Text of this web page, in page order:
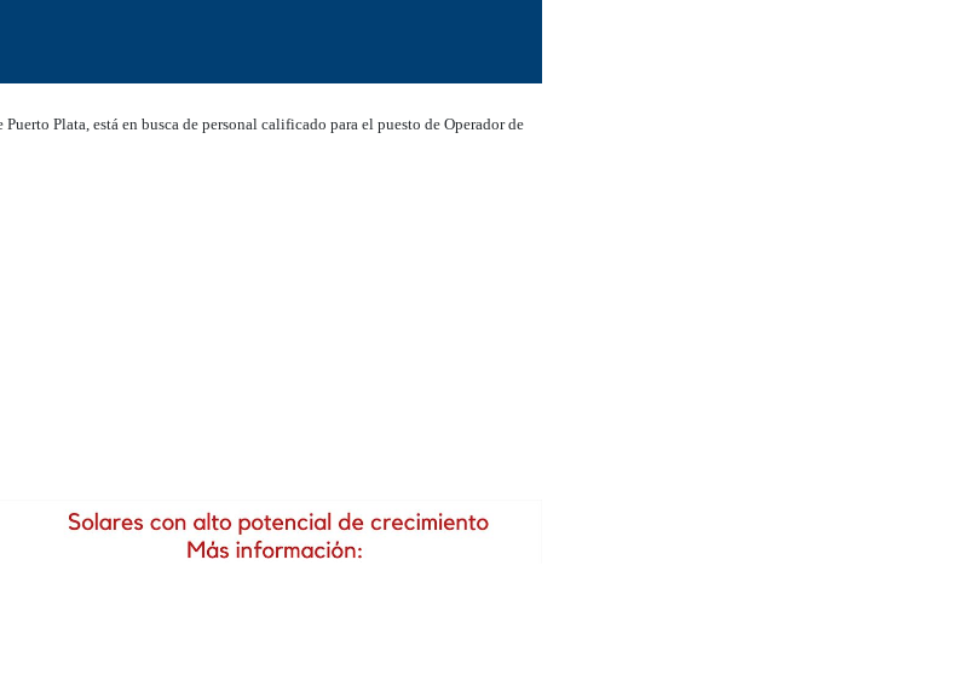
Plata, está en busca de personal calificado para el puesto de Operador de